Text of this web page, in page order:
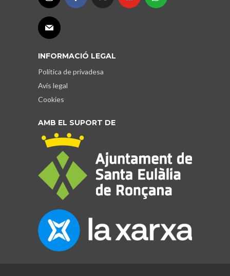
INFORMACIÓ LEGAL
Política de privadesa
Avís legal
Cookies
AMB EL SUPORT DE